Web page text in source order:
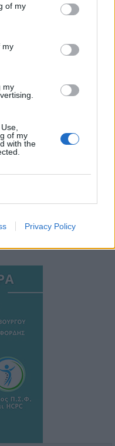
of my
my
my
of my
with the
Privacy Policy